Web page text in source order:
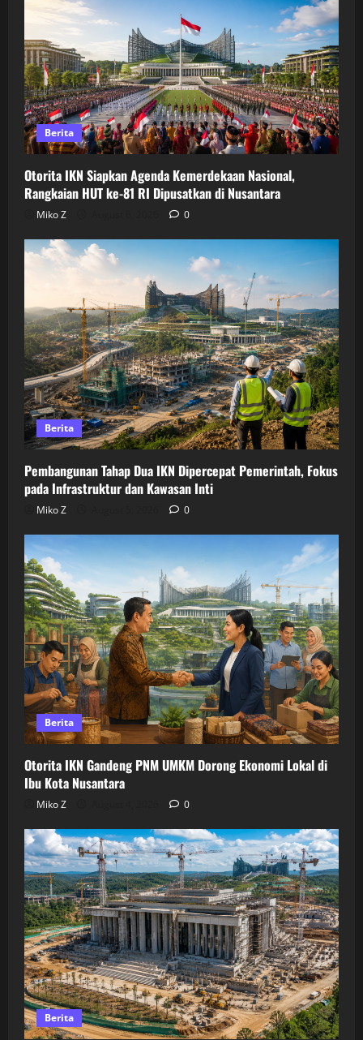
Berita
Otorita IKN Siapkan Agenda Kemerdekaan Nasional,
Rangkaian HUT ke-81 RI Dipusatkan di Nusantara
Miko Z 0
Berita
Pembangunan Tahap Dua IKN Dipercepat Pemerintah, Fokus
pada Infrastruktur dan Kawasan Inti
Miko Z 0
Berita
Otorita IKN Gandeng PNM UMKM Dorong Ekonomi Lokal di
Ibu Kota Nusantara
Miko Z 0
Berita